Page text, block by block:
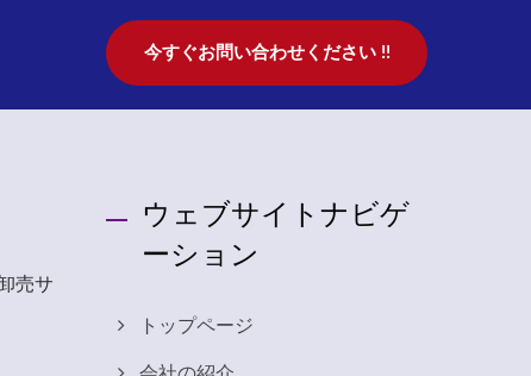
今すぐお問い合わせください !!
売サ
ウェブサイトナビゲ
ーション
トップページ